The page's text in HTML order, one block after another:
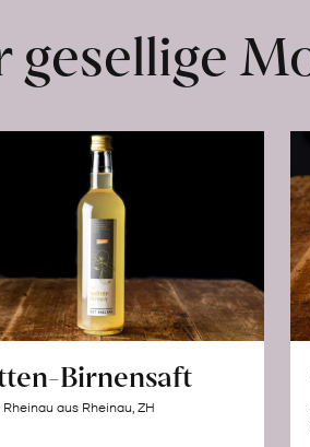
gesellige
Birnensaft
aus Rheinau, ZH